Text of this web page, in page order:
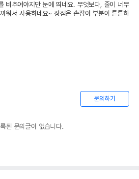
비추어야지만 눈에 띄네요. 무엇보다, 줄이 너무
워서 사용하네요~ 장점은 손잡이 부분이 튼튼하
문의하기
된 문의글이 없습니다.